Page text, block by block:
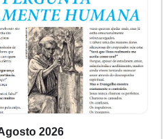
2026